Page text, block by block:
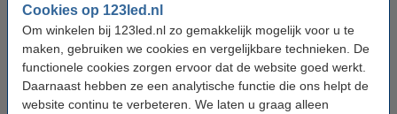
Cookies op 123led.nl
Om winkelen bij 123led.nl zo gemakkelijk mogelijk voor u te
maken, gebruiken we cookies en vergelijkbare technieken. De
functionele cookies zorgen ervoor dat de website goed werkt.
Daarnaast hebben ze een analytische functie die ons helpt de
website continu te verbeteren. We laten u graag alleen
Bekijk de specificaties en beschrijving
Direct leverbaar
Morgen in huis
Calex adviesprijs
€ 5,95